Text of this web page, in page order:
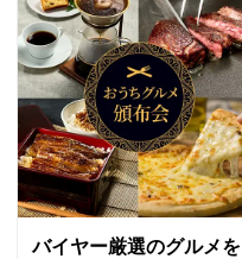
バイヤー厳選のグルメを